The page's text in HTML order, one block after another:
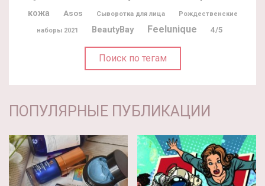
кожа
Asos Сыворотка для лица Рождественские
наборы 2021 BeautyBay Feelunique 4/5
Поиск по тегам
ПОПУЛЯРНЫЕ ПУБЛИКАЦИИ